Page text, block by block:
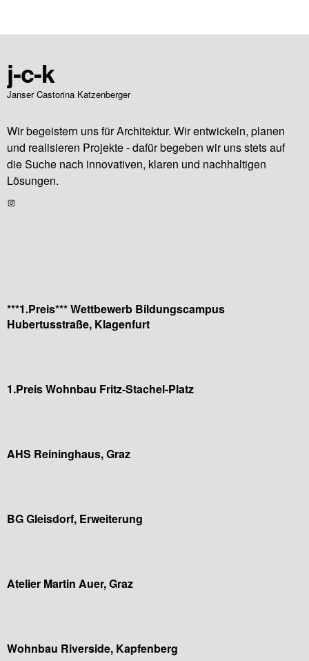
j-c-k
Janser Castorina Katzenberger
Wir begeistern uns für Architektur. Wir entwickeln, planen
und realisieren Projekte - dafür begeben wir uns stets auf
die Suche nach innovativen, klaren und nachhaltigen
Lösungen.
Instagram
***1.Preis*** Wettbewerb Bildungscampus
Hubertusstraße, Klagenfurt
1.Preis Wohnbau Fritz-Stachel-Platz
AHS Reininghaus, Graz
BG Gleisdorf, Erweiterung
Atelier Martin Auer, Graz
Wohnbau Riverside, Kapfenberg